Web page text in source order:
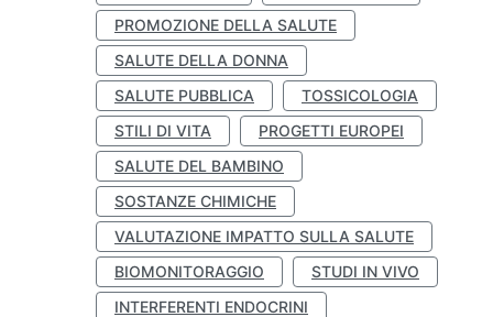
PROMOZIONE DELLA SALUTE
SALUTE DELLA DONNA
SALUTE PUBBLICA
TOSSICOLOGIA
STILI DI VITA
PROGETTI EUROPEI
SALUTE DEL BAMBINO
SOSTANZE CHIMICHE
VALUTAZIONE IMPATTO SULLA SALUTE
BIOMONITORAGGIO
STUDI IN VIVO
INTERFERENTI ENDOCRINI